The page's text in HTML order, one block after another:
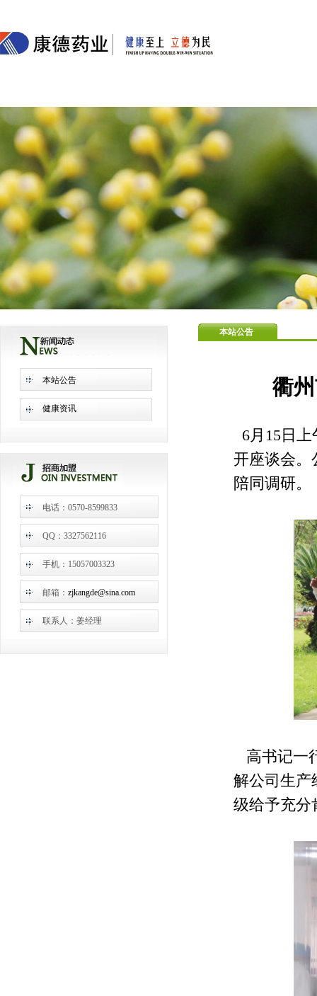
本站公告
健康资讯
电话：0570-8599833
QQ：3327562116
手机：15057003323
邮箱： zjkangde@sina.com
联系人：姜经理
本站公告
衢
6月15日
开座谈会。
陪同调研。
高书记一
解公司生产
级给予充分